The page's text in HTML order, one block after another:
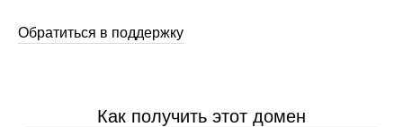
Обратиться в поддержку
Как получить этот домен